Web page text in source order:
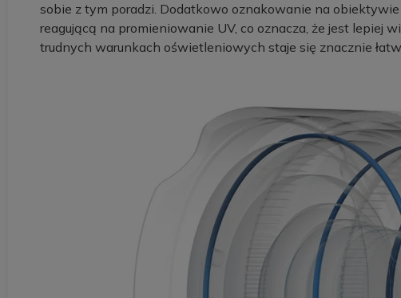
sobie z tym poradzi. Dodatkowo oznakowanie na
reagującą na promieniowanie UV, co oznacza, że jest lepiej
trudnych warunkach oświetleniowych staje się znacznie